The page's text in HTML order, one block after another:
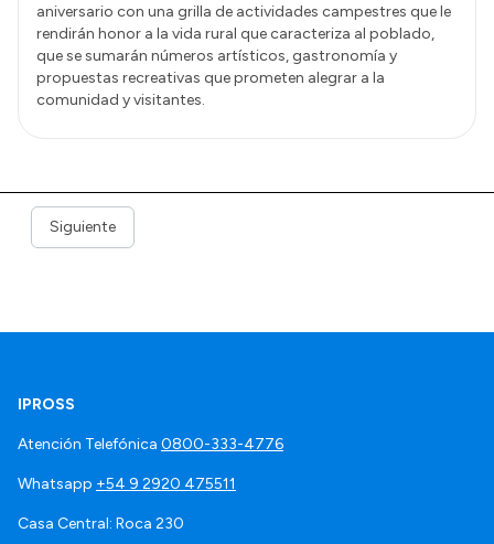
aniversario con una grilla de actividades campestres que le
rendirán honor a la vida rural que caracteriza al poblado,
que se sumarán números artísticos, gastronomía y
propuestas recreativas que prometen alegrar a la
comunidad y visitantes.
Siguiente
IPROSS
Atención Telefónica 0800-333-4776
Whatsapp +54 9 2920 475511
Casa Central: Roca 230